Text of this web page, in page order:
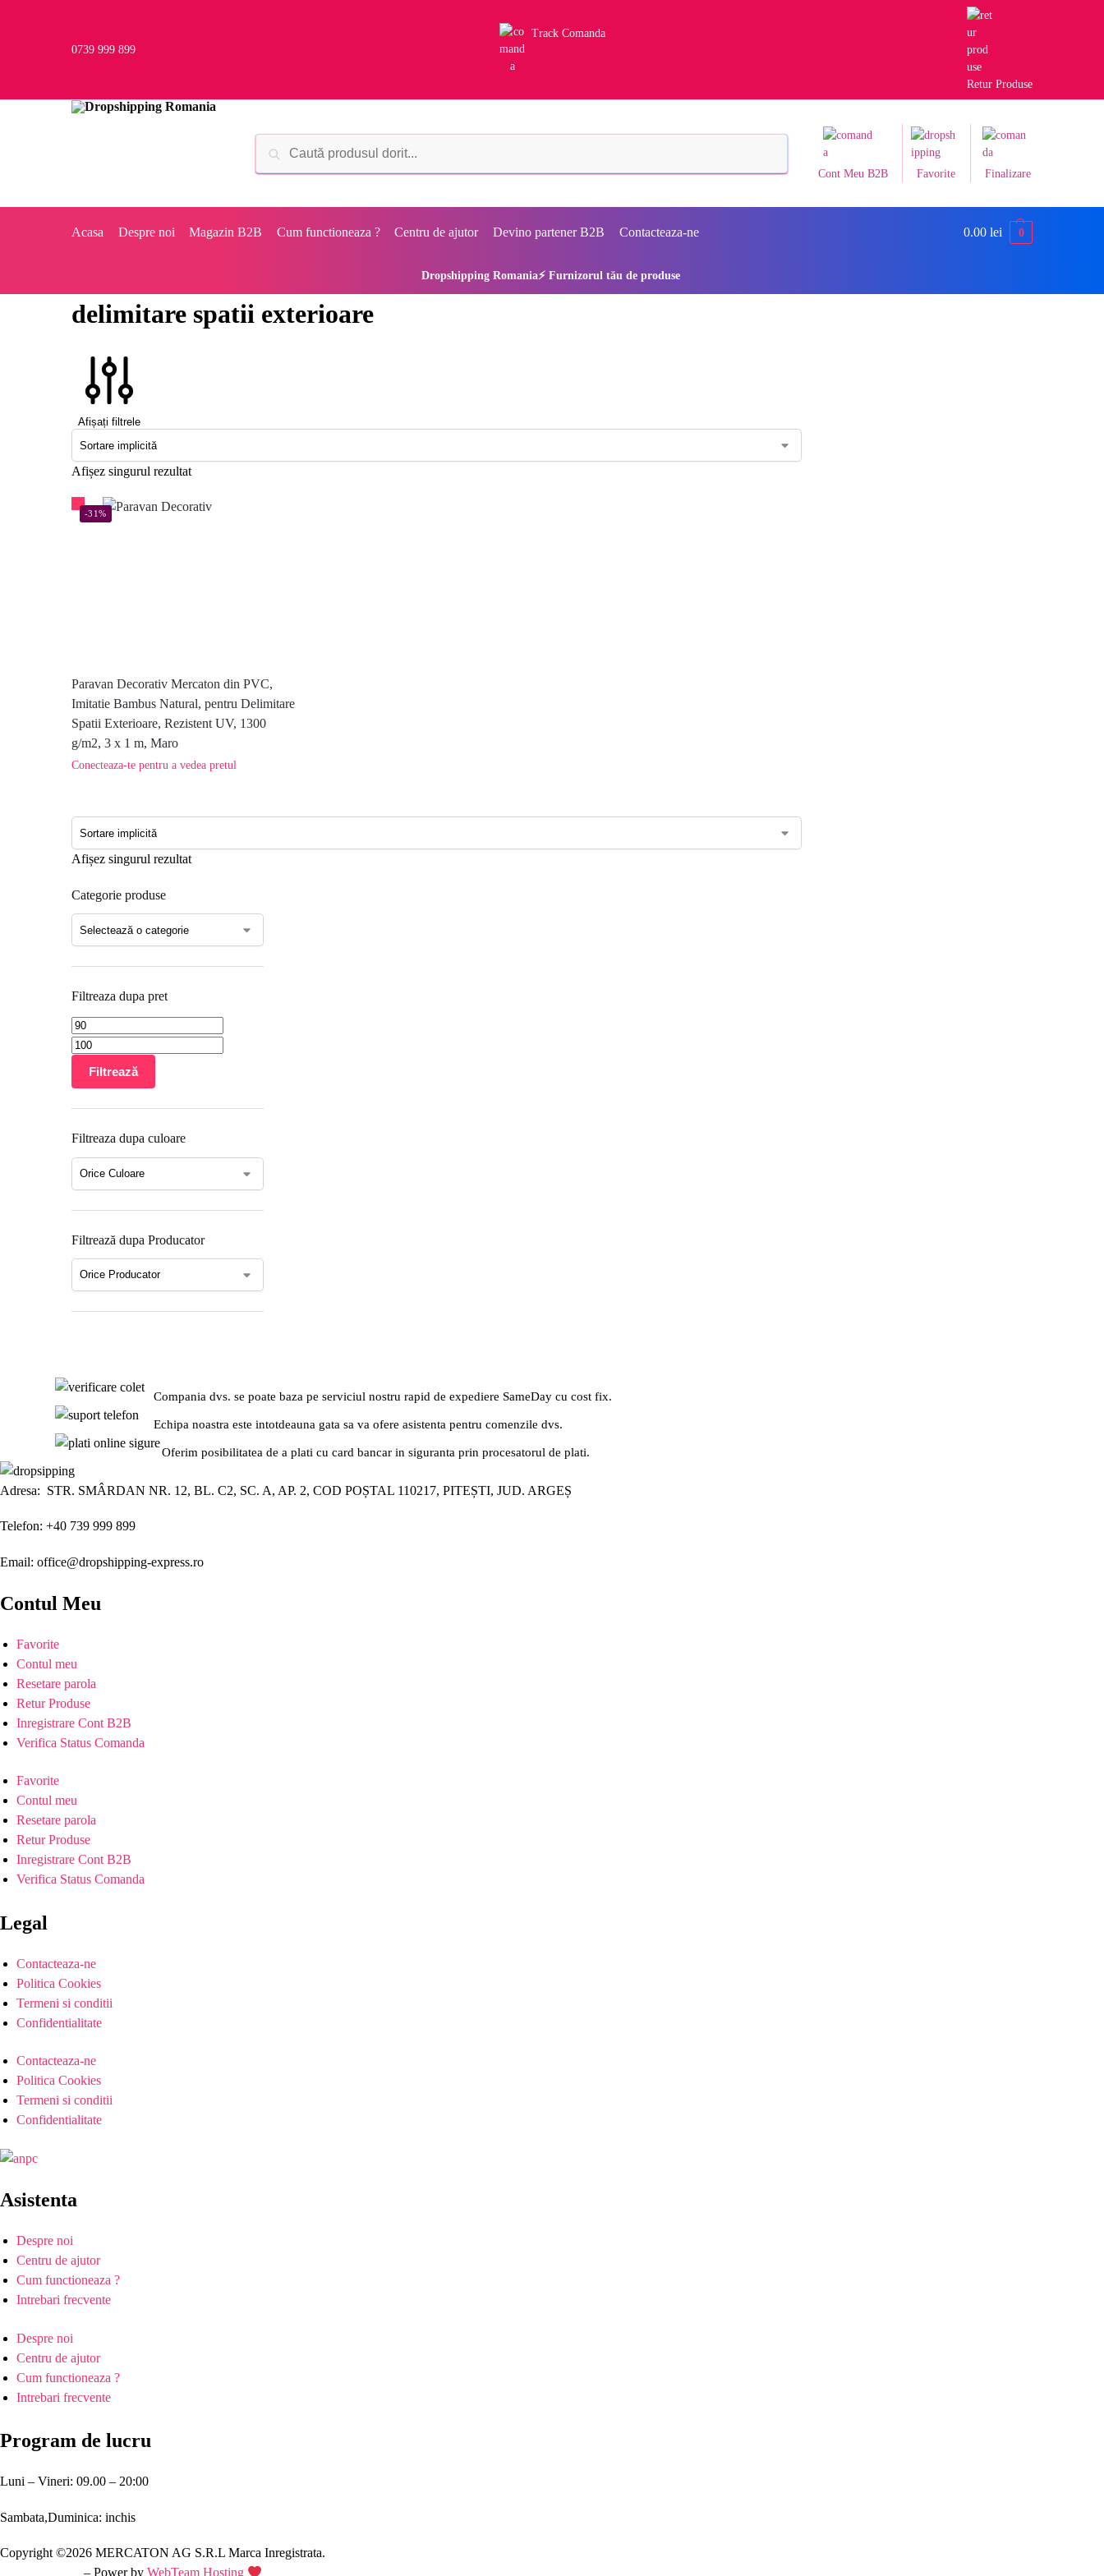
0739 999 899
Track Comanda
Retur Produse
Cont Meu B2B Favorite Finalizare
Acasa Despre noi Magazin B2B Cum functioneaza ? Centru de ajutor Devino partener B2B Contacteaza-ne 0.00 lei 0
Dropshipping Romania⚡ Furnizorul tău de produse
delimitare spatii exterioare
Afișați filtrele
Afișez singurul rezultat
-31%
Paravan Decorativ Mercaton din PVC,
Imitatie Bambus Natural, pentru Delimitare
Spatii Exterioare, Rezistent UV, 1300
g/m2, 3 x 1 m, Maro
Conecteaza-te pentru a vedea pretul
Afișez singurul rezultat
Categorie produse
Filtreaza dupa pret
Filtrează
Filtreaza dupa culoare
Filtrează dupa Producator
Compania dvs. se poate baza pe serviciul nostru rapid de expediere SameDay cu cost fix.
Echipa noastra este intotdeauna gata sa va ofere asistenta pentru comenzile dvs.
Oferim posibilitatea de a plati cu card bancar in siguranta prin procesatorul de plati.
Adresa: STR. SMÂRDAN NR. 12, BL. C2, SC. A, AP. 2, COD POȘTAL 110217, PITEȘTI, JUD. ARGEȘ
Telefon: +40 739 999 899
Email: office@dropshipping-express.ro
Contul Meu
Favorite
Contul meu
Resetare parola
Retur Produse
Inregistrare Cont B2B
Verifica Status Comanda
Favorite
Contul meu
Resetare parola
Retur Produse
Inregistrare Cont B2B
Verifica Status Comanda
Legal
Contacteaza-ne
Politica Cookies
Termeni si conditii
Confidentialitate
Contacteaza-ne
Politica Cookies
Termeni si conditii
Confidentialitate
Asistenta
Despre noi
Centru de ajutor
Cum functioneaza ?
Intrebari frecvente
Despre noi
Centru de ajutor
Cum functioneaza ?
Intrebari frecvente
Program de lucru
Luni – Vineri: 09.00 – 20:00
Sambata,Duminica: inchis
Copyright ©2026 MERCATON AG S.R.L Marca Inregistrata.
– Power by WebTeam Hosting